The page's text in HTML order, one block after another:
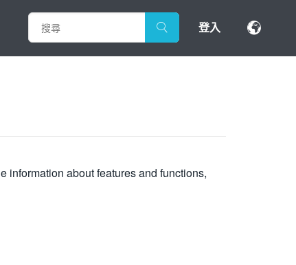
登入
information about features and functions,